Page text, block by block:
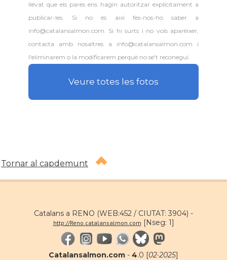
Consolat Consolat general a San Francisco
Consolat Consolat general a Washington
Ambaixada
Ambaixada espanyola a Estats Units
llevat que els pares ens hagin autoritzar explícitament a
publicar-les. Si no és així fes-nos-ho saber a
info@catalansalmon.com. Si hi surts i no vols aparèixer,
contacta amb nosaltres a info@catalansalmon.com i
l'eliminarem o la modificarem perquè no se't reconegui.
Veure totes les fotos
Tornar al capdemunt
Catalans a RENO (WEB:452 / CIUTAT: 3904) -
http://Reno.catalansalmon.com [Nseg: 1]
Catalansalmon.com - 4.0 [02·2025]